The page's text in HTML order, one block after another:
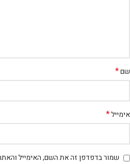
שם*
אימייל*
שמור בדפדפן זה את השם, האימייל